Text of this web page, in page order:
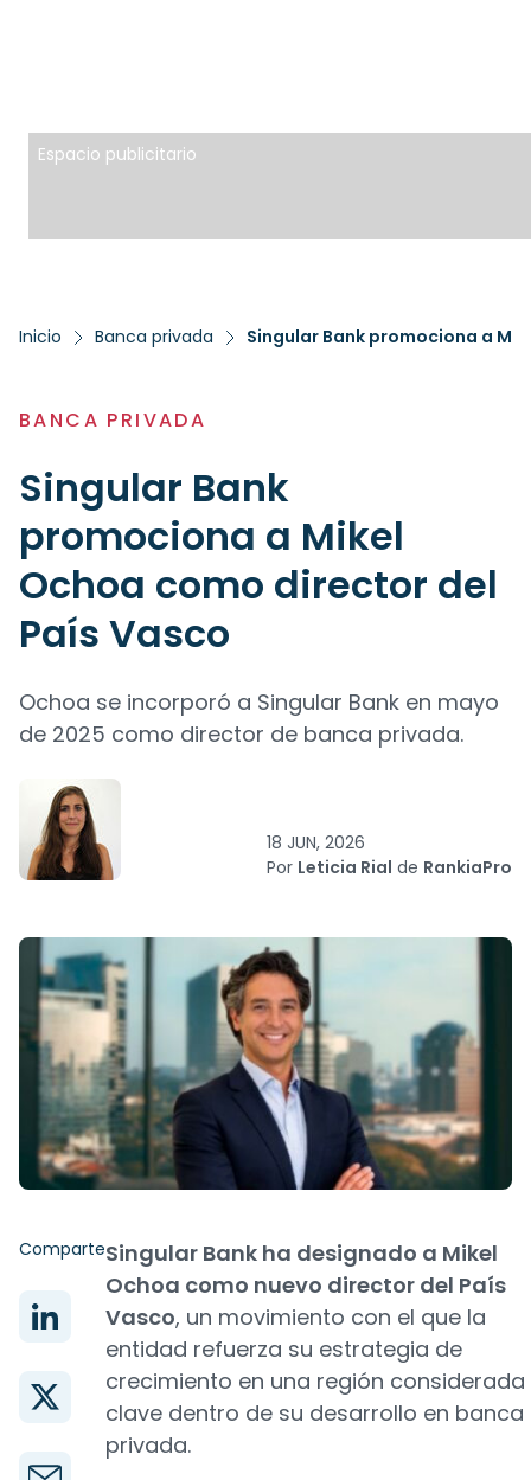
Espacio publicitario
Inicio Banca privada Singular Bank promociona a
BANCA PRIVADA
Singular Bank
promociona a Mikel
Ochoa como director del
País Vasco
Ochoa se incorporó a Singular Bank en mayo
de 2025 como director de banca privada.
18 JUN, 2026
Por Leticia Rial de RankiaPro
ComparteSingular Bank ha designado a Mikel
Ochoa como nuevo director del País
Vasco, un movimiento con el que la
entidad refuerza su estrategia de
crecimiento en una región considerada
clave dentro de su desarrollo en banca
privada.